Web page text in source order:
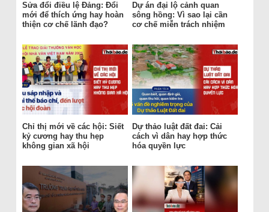
Sửa đổi điều lệ Đảng: Đổi
mới để thích ứng hay hoàn
thiện cơ chế lãnh đạo?
Dự án đại lộ cảnh quan
sông hồng: Vì sao lại cần
cơ chế miễn trách nhiệm
Chỉ thị mới về các hội: Siết
kỷ cương hay thu hẹp
không gian xã hội
Dự thảo luật đất đai: Cải
cách vì dân hay hợp thức
hóa quyền lực